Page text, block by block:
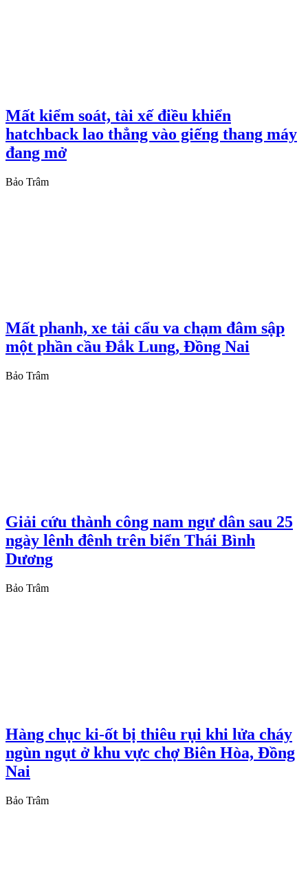
Mất kiểm soát, tài xế điều khiển
hatchback lao thẳng vào giếng thang máy
đang mở
Bảo Trâm
Mất phanh, xe tải cẩu va chạm đâm sập
một phần cầu Đắk Lung, Đồng Nai
Bảo Trâm
Giải cứu thành công nam ngư dân sau 25
ngày lênh đênh trên biển Thái Bình
Dương
Bảo Trâm
Hàng chục ki-ốt bị thiêu rụi khi lửa cháy
ngùn ngụt ở khu vực chợ Biên Hòa, Đồng
Nai
Bảo Trâm